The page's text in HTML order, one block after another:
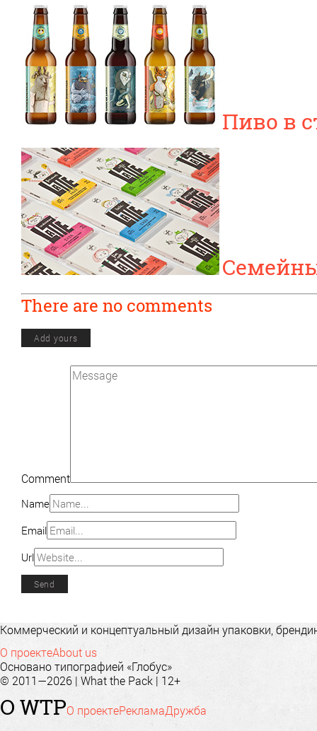
Пиво в
There are no comments
Add yours
Comment
Name
Email
Url
Коммерческий и концептуальный дизайн упаковки,
О проектеAbout us
Основано типографией «Глобус»
© 2011—2026 | What the Pack | 12+
О WTPО проектеРекламаДружба